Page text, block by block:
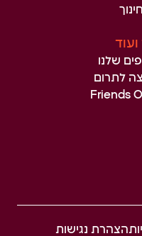
שלנו
לתרום
Friends
הצהרת נגישות